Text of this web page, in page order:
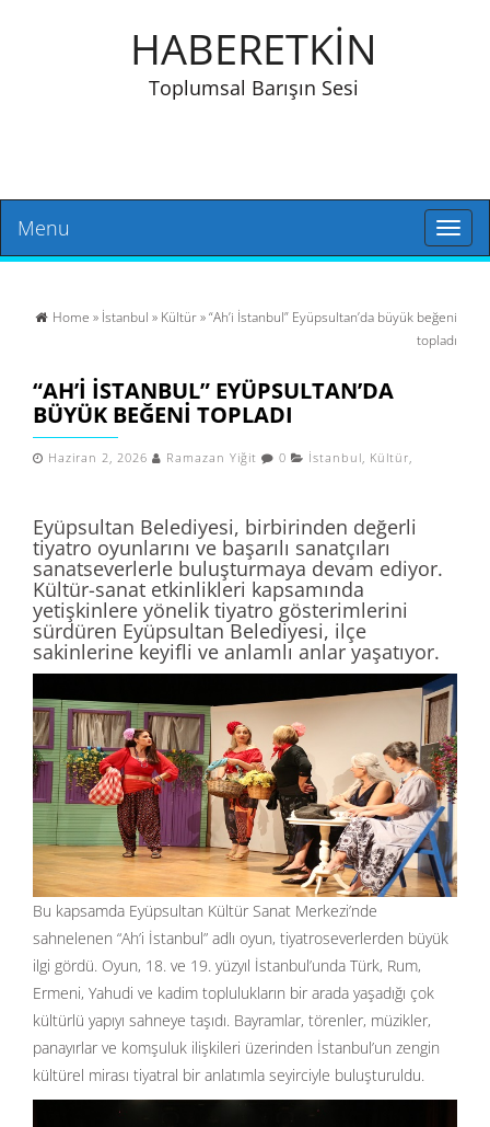
HABERETKİN
Toplumsal Barışın Sesi
Toggle
Menu
Home » İstanbul » Kültür» “Ah’i İstanbul” Eyüpsultan’da büyük beğeni
topladı
“AH’I İSTANBUL” EYÜPSULTAN’DA
BÜYÜK BEĞENI TOPLADI
Haziran 2, 2026 Ramazan Yiğit 0 İstanbul, Kültür,
Eyüpsultan Belediyesi, birbirinden değerli
tiyatro oyunlarını ve başarılı sanatçıları
sanatseverlerle buluşturmaya devam ediyor.
Kültür-sanat etkinlikleri kapsamında
yetişkinlere yönelik tiyatro gösterimlerini
sürdüren Eyüpsultan Belediyesi, ilçe
sakinlerine keyifli ve anlamlı anlar yaşatıyor.
Bu kapsamda Eyüpsultan Kültür Sanat Merkezi’nde
sahnelenen “Ah’i İstanbul” adlı oyun, tiyatroseverlerden büyük
ilgi gördü. Oyun, 18. ve 19. yüzyıl İstanbul’unda Türk, Rum,
Ermeni, Yahudi ve kadim toplulukların bir arada yaşadığı çok
kültürlü yapıyı sahneye taşıdı. Bayramlar, törenler, müzikler,
panayırlar ve komşuluk ilişkileri üzerinden İstanbul’un zengin
kültürel mirası tiyatral bir anlatımla seyirciyle buluşturuldu.